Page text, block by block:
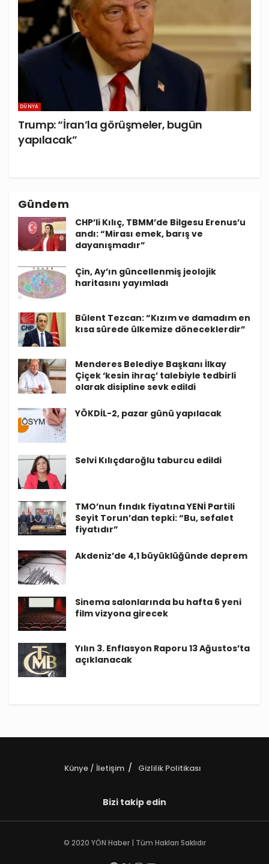
DÜNYA
Trump: “İran’la görüşmeler, bugün
yapılacak”
Gündem
CHP’li Kılıç, TBMM’de Bilgesu Erenus’u
andı: “Mirası emek, barış ve
dayanışmadır”
Çin, Ay’ın güncellenmiş jeolojik
haritasını yayımladı
Bülent Tezcan: “Kızım ve damadım en
kısa sürede ülkemize döneceklerdir”
Menderes Belediye Başkanı İlkay
Çiçek ‘kesin ihraç’ talebiyle tedbirli
olarak disipline sevk edildi
YÖKDİL-2, pazar günü yapılacak
Selvi Kılıçdaroğlu taburcu edildi
TMO’nun fındık fiyatına YENİ Partili
Seyit Torun’dan tepki: “Bu, sefalet
fiyatıdır”
Akdeniz’de 4,1 büyüklüğünde deprem
Sinema salonlarında bu hafta 6 yeni
film vizyona girecek
Yılın 3. Enflasyon Raporu 13 Ağustos’ta
açıklanacak
Künye / İletişim Gizlilik Politikası
Bizi takip edin
© 2020 YÖN Haber | Tüm Hakları Saklıdır